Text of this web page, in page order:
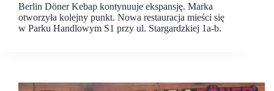
Berlin Döner Kebap kontynuuje ekspansję. Marka
otworzyła kolejny punkt. Nowa restauracja mieści się
w Parku Handlowym S1 przy ul. Stargardzkiej 1a-b.